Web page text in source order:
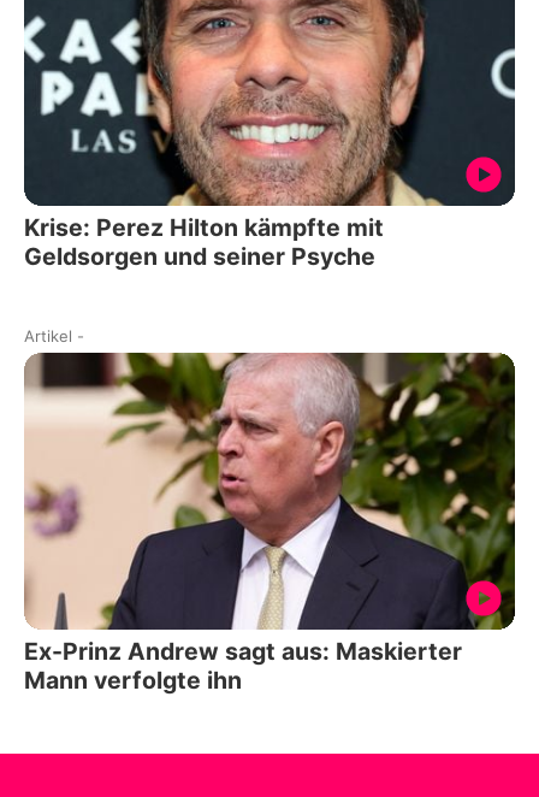
Krise: Perez Hilton kämpfte mit
Geldsorgen und seiner Psyche
Artikel -
Ex-Prinz Andrew sagt aus: Maskierter
Mann verfolgte ihn